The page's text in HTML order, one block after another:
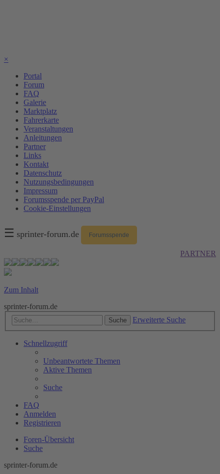
×
Portal
Forum
FAQ
Galerie
Marktplatz
Fahrerkarte
Veranstaltungen
Anleitungen
Partner
Links
Kontakt
Datenschutz
Nutzungsbedingungen
Impressum
Forumsspende per PayPal
Cookie-Einstellungen
☰ sprinter-forum.de Forumsspende
PARTNER
Zum Inhalt
sprinter-forum.de
Suche Erweiterte Suche
Schnellzugriff
Unbeantwortete Themen
Aktive Themen
Suche
FAQ
Anmelden
Registrieren
Foren-Übersicht
Suche
sprinter-forum.de